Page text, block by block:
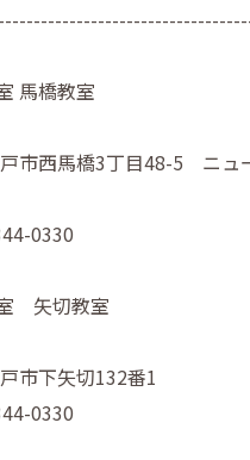
馬橋教室
市西馬橋3丁目48-5 ニュ
0330
矢切教室
市下矢切132番1
0330